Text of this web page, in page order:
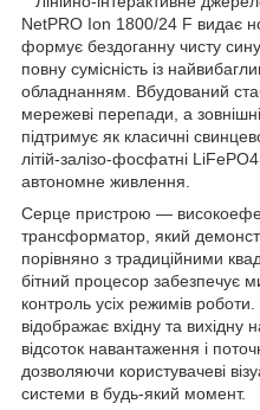
NetPRO Ion 1800/24 F видає
формує бездоганну чисту
повну сумісність із
обладнанням. Вбудований
мережеві перепади, а
підтримує як класичні
літій-залізо-фосфатні
автономне живлення.
Серце пристрою —
трансформатор, який
порівняно з традиційними
бітний процесор забезпечує
контроль усіх режимів
відображає вхідну та вихідну
відсоток навантаження і
дозволяючи користувачеві
системи в будь-який момент.